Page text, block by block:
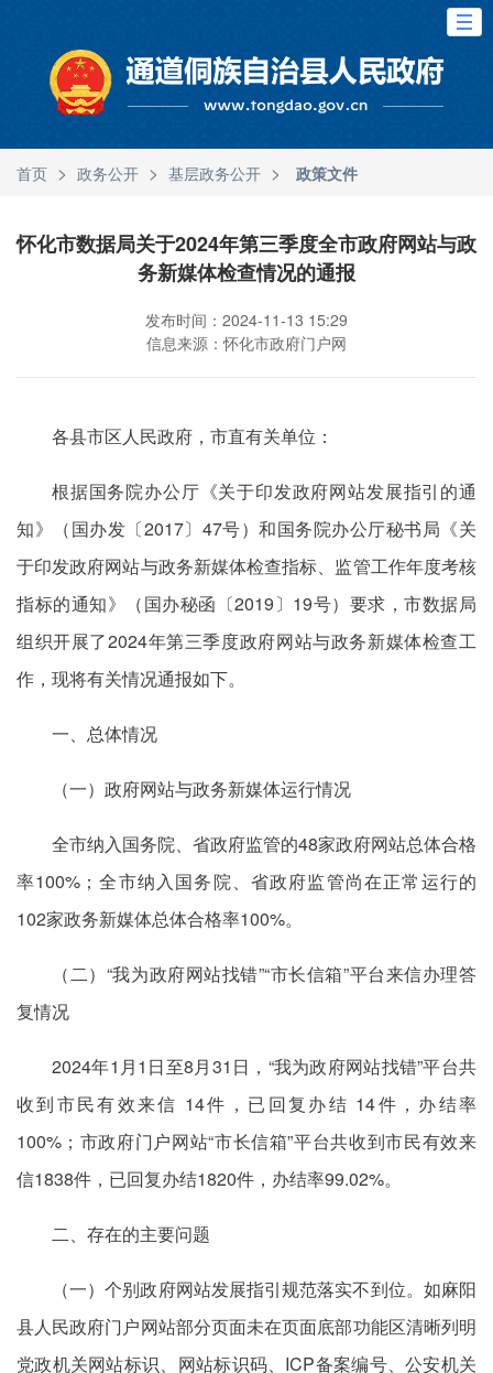
首页 > 政务公开 > 基层政务公开 > 政策文件
怀化市数据局关于2024年第三季度全市政府网站与政
务新媒体检查情况的通报
发布时间：2024-11-13 15:29
信息来源：怀化市政府门户网
各县市区人民政府，市直有关单位：
根据国务院办公厅《关于印发政府网站发展指引的通
知》（国办发〔2017〕47号）和国务院办公厅秘书局《关
于印发政府网站与政务新媒体检查指标、监管工作年度考核
指标的通知》（国办秘函〔2019〕19号）要求，市数据局
组织开展了2024年第三季度政府网站与政务新媒体检查工
作，现将有关情况通报如下。
一、总体情况
（一）政府网站与政务新媒体运行情况
全市纳入国务院、省政府监管的48家政府网站总体合格
率100%；全市纳入国务院、省政府监管尚在正常运行的
102家政务新媒体总体合格率100%。
（二）“我为政府网站找错”“市长信箱”平台来信办理答
复情况
2024年1月1日至8月31日，“我为政府网站找错”平台共
收到市民有效来信 14件，已回复办结 14件，办结率
100%；市政府门户网站“市长信箱”平台共收到市民有效来
信1838件，已回复办结1820件，办结率99.02%。
二、存在的主要问题
（一）个别政府网站发展指引规范落实不到位。如麻阳
县人民政府门户网站部分页面未在页面底部功能区清晰列明
党政机关网站标识、网站标识码、ICP备案编号、公安机关